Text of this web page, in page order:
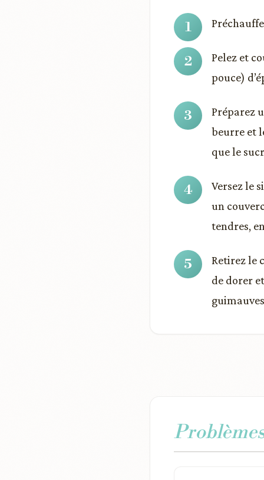
Pelez et
pouce)
Préparez
beurre et
que le
Versez le
un
tendres,
Retirez le
de dorer